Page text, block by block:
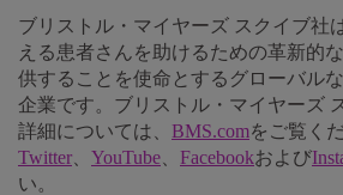
ブリストル・マイヤーズ スクイブ社
える患者さんを助けるための革新的
供することを使命とするグローバル
企業です。ブリストル・マイヤーズ
詳細については、 BMS.comをご覧く
Twitter
YouTube Facebookおよび
い。